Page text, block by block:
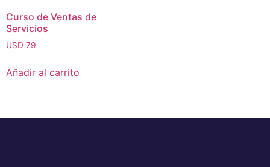
Curso de Ventas de
Servicios
USD 79
Añadir al carrito